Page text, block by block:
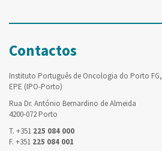
Contactos
Instituto Português de Oncologia do Porto FG,
EPE (IPO-Porto)
Rua Dr. António Bernardino de Almeida
4200-072 Porto
T. +351 225 084 000
F. +351 225 084 001